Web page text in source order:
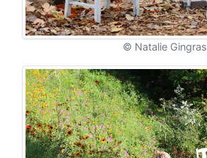
© Natalie Gingras